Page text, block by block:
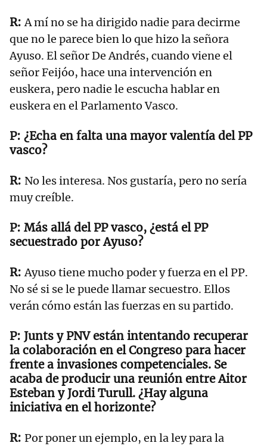
A mí no se ha dirigido nadie para decirme
que no le parece bien lo que hizo la señora
Ayuso. El señor De Andrés, cuando viene el
señor Feijóo, hace una intervención en
euskera, pero nadie le escucha hablar en
euskera en el Parlamento Vasco.
¿Echa en falta una mayor valentía del PP
vasco?
No les interesa. Nos gustaría, pero no sería
muy creíble.
Más allá del PP vasco, ¿está el PP
secuestrado por Ayuso?
Ayuso tiene mucho poder y fuerza en el PP.
No sé si se le puede llamar secuestro. Ellos
verán cómo están las fuerzas en su partido.
Junts y PNV están intentando recuperar
la colaboración en el Congreso para hacer
frente a invasiones competenciales. Se
acaba de producir una reunión entre Aitor
Esteban y Jordi Turull. ¿Hay alguna
iniciativa en el horizonte?
Por poner un ejemplo, en la ley para la